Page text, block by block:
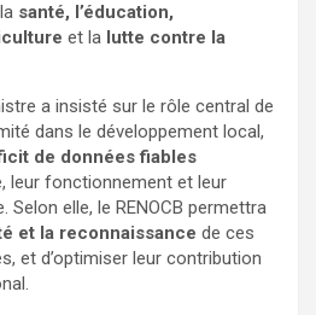
santé, l’éducation,
et la lutte contre la
a insisté sur le rôle central de
dans le développement local,
de données fiables
leur fonctionnement et leur
Selon elle, le RENOCB permettra
et la reconnaissance de ces
et d’optimiser leur contribution